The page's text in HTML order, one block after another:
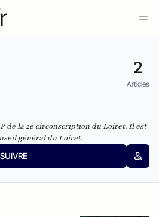
2
Articles
de la 2e circonscription du Loiret. Il est
général du Loiret.
SUIVRE